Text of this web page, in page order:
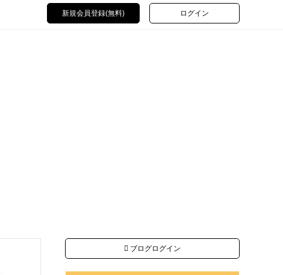
新規会員登録(無料) ログイン
ブログログイン